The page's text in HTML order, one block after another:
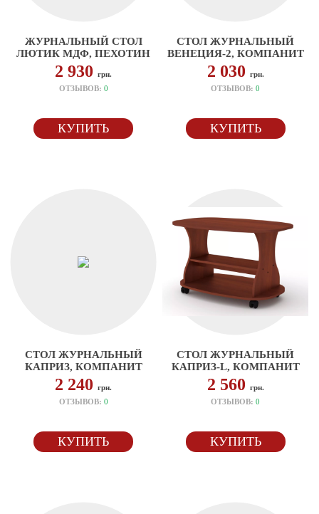
ЖУРНАЛЬНЫЙ СТОЛ
ЛЮТИК МДФ, ПЕХОТИН
2 930грн.
ОТЗЫВОВ: 0
КУПИТЬ
СТОЛ ЖУРНАЛЬНЫЙ
ВЕНЕЦИЯ-2, КОМПАНИТ
2 030 грн.
ОТЗЫВОВ:0
КУПИТЬ
СТОЛ ЖУРНАЛЬНЫЙ
КАПРИЗ, КОМПАНИТ
2 240грн.
ОТЗЫВОВ: 0
КУПИТЬ
СТОЛ ЖУРНАЛЬНЫЙ
КАПРИЗ-L, КОМПАНИТ
2 560 грн.
ОТЗЫВОВ:0
КУПИТЬ